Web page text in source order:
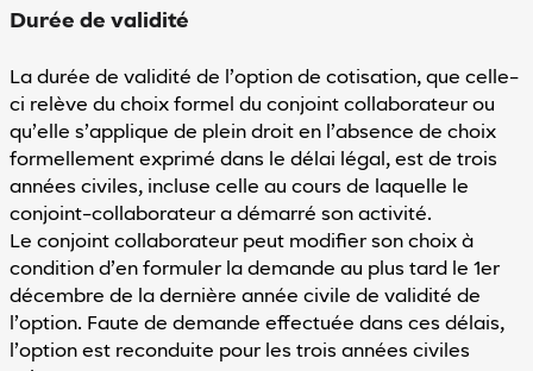
Durée de validité
La durée de validité de l’option de cotisation, que celle-
ci relève du choix formel du conjoint collaborateur ou
qu’elle s’applique de plein droit en l’absence de choix
formellement exprimé dans le délai légal, est de trois
années civiles, incluse celle au cours de laquelle le
conjoint-collaborateur a démarré son activité.
Le conjoint collaborateur peut modifier son choix à
condition d’en formuler la demande au plus tard le 1er
décembre de la dernière année civile de validité de
l’option. Faute de demande effectuée dans ces délais,
l’option est reconduite pour les trois années civiles